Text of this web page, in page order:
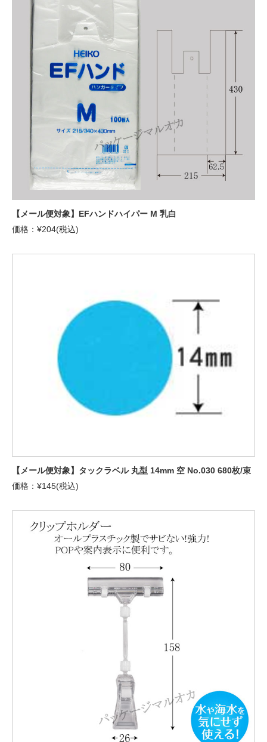
【メール便対象】EFハンドハイパー M 乳白
価格：¥204(税込)
【メール便対象】タックラベル 丸型 14mm 空 No.030 680枚/束
価格：¥145(税込)